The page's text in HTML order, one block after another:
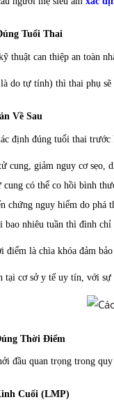
Tuổi Thai
thuật can thiệp an toàn
do tự tính) thì thai phụ
Về Sau
định đúng tuổi thai trước
cung, giảm nguy cơ sẹo,
có thể co hồi bình
chứng nguy hiểm do phá
nhiêu tuần thì đình
là chìa khóa đảm
cơ sở y tế uy tín, với
Thời Điểm
đầu quan trọng trong
Cuối (LMP)